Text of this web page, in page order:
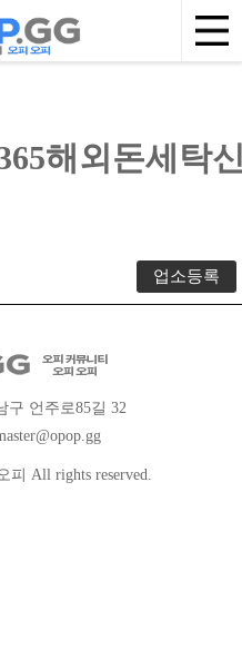
해외돈세탁
업소등록
구 언주로85길 32
피 All rights reserved.